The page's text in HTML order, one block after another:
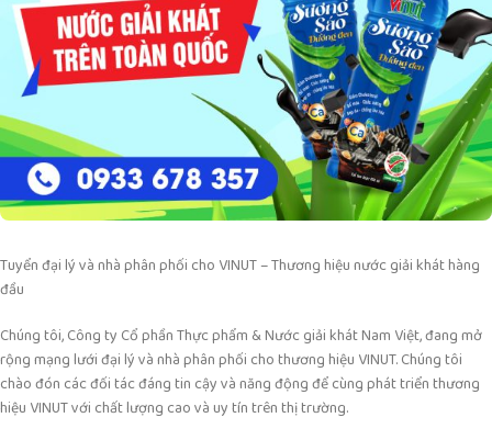
Tuyển đại lý và nhà phân phối cho VINUT – Thương hiệu nước giải khát hàng
đầu
Chúng tôi, Công ty Cổ phần Thực phẩm & Nước giải khát Nam Việt, đang mở
rộng mạng lưới đại lý và nhà phân phối cho thương hiệu VINUT. Chúng tôi
chào đón các đối tác đáng tin cậy và năng động để cùng phát triển thương
hiệu VINUT với chất lượng cao và uy tín trên thị trường.